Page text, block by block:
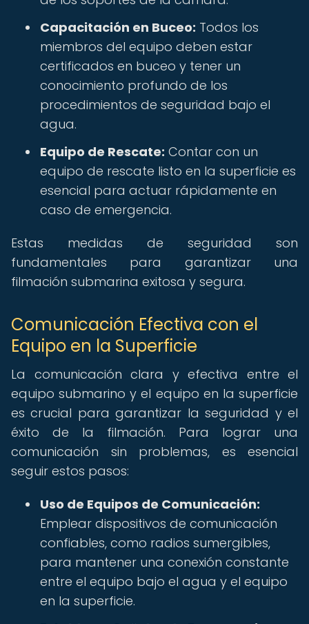
Capacitación en Buceo: Todos los
miembros del equipo deben estar
certificados en buceo y tener un
conocimiento profundo de los
procedimientos de seguridad bajo el
agua.
Equipo de Rescate: Contar con un
equipo de rescate listo en la superficie es
esencial para actuar rápidamente en
caso de emergencia.
Estas medidas de seguridad son
fundamentales para garantizar una
filmación submarina exitosa y segura.
Comunicación Efectiva con el
Equipo en la Superficie
La comunicación clara y efectiva entre el
equipo submarino y el equipo en la superficie
es crucial para garantizar la seguridad y el
éxito de la filmación. Para lograr una
comunicación sin problemas, es esencial
seguir estos pasos:
Uso de Equipos de Comunicación:
Emplear dispositivos de comunicación
confiables, como radios sumergibles,
para mantener una conexión constante
entre el equipo bajo el agua y el equipo
en la superficie.